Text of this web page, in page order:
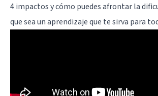
4 impactos y cómo puedes afrontar la
que sea un aprendizaje que te sirva para